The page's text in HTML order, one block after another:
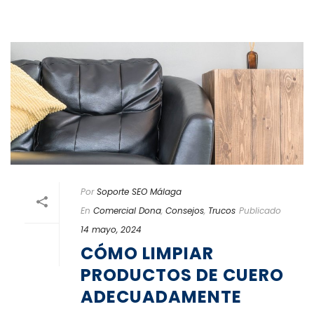
Por Soporte SEO Málaga
En Comercial Dona, Consejos, Trucos Publicado
14 mayo, 2024
CÓMO LIMPIAR
PRODUCTOS DE CUERO
ADECUADAMENTE